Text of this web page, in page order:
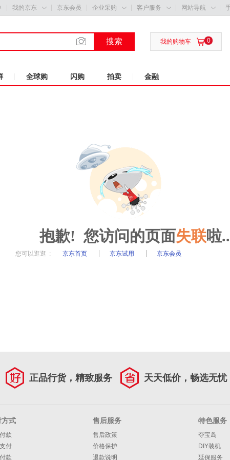
我的京东  京东会员 企业采购  客户服务  网站导航 
搜索  0
我的购物车
全球购 闪购 拍卖 金融
抱歉! 您访问的页面失联啦
您可以逛逛 : 京东首页 京东试用 京东会员
正品行货，精致服务 天天低价，畅选无忧
方式
款
付
款
售后服务
售后政策
价格保护
退款说明
特色服务
夺宝岛
DIY装机
延保服务